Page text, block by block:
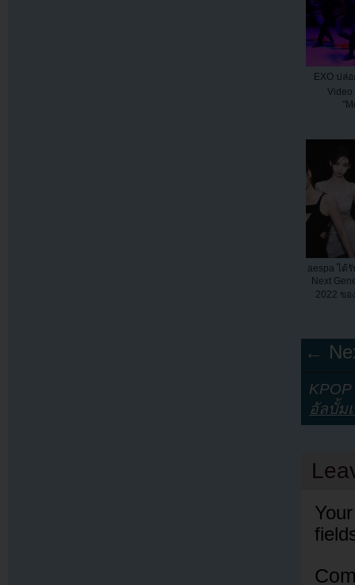
EXO ปล่
Video
aespa ได้
Next
2022 ขอ
←
อัลบั้ม